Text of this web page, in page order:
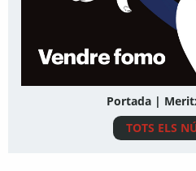
Portada |
TOTS ELS